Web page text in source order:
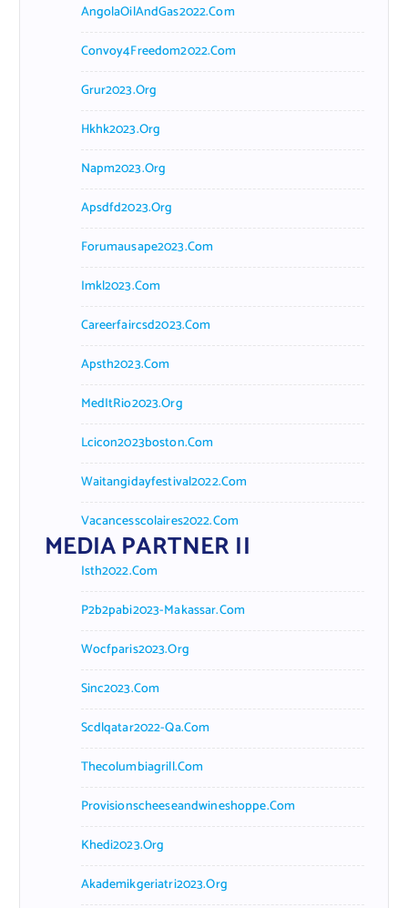
AngolaOilAndGas2022.com
Convoy4Freedom2022.com
Grur2023.org
Hkhk2023.org
Napm2023.org
Apsdfd2023.org
Forumausape2023.com
Imkl2023.com
Careerfaircsd2023.com
Apsth2023.com
MedItRio2023.org
Lcicon2023boston.com
Waitangidayfestival2022.com
Vacancesscolaires2022.com
MEDIA PARTNER II
Isth2022.com
P2b2pabi2023-Makassar.com
Wocfparis2023.org
Sinc2023.com
Scdlqatar2022-Qa.com
Thecolumbiagrill.com
Provisionscheeseandwineshoppe.com
Khedi2023.org
Akademikgeriatri2023.org